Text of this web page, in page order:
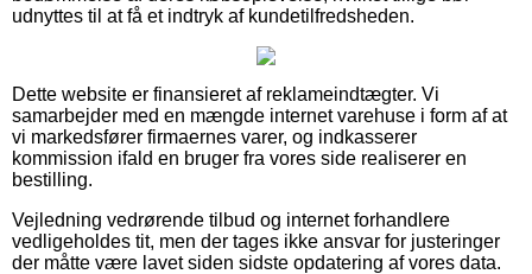
udnyttes til at få et indtryk af kundetilfredsheden.
Dette website er finansieret af reklameindtægter. Vi
samarbejder med en mængde internet varehuse i form af at
vi markedsfører firmaernes varer, og indkasserer
kommission ifald en bruger fra vores side realiserer en
bestilling.
Vejledning vedrørende tilbud og internet forhandlere
vedligeholdes tit, men der tages ikke ansvar for justeringer
der måtte være lavet siden sidste opdatering af vores data.